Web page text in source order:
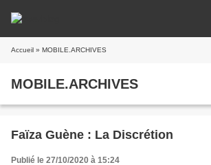
Accueil » MOBILE.ARCHIVES
MOBILE.ARCHIVES
Faïza Guène : La Discrétion
Publié le 27/10/2020 à 15:24